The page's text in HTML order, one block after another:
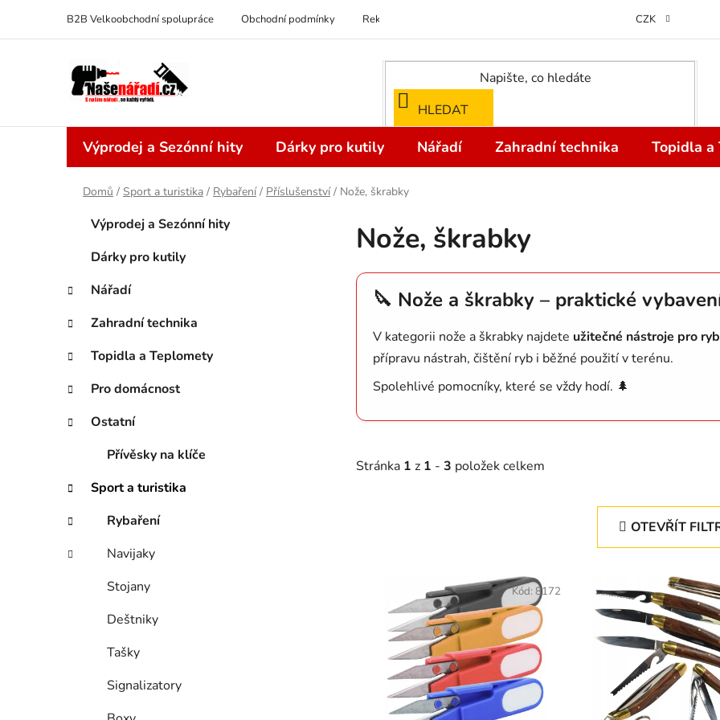
obsah
B2B Velkoobchodní spolupráce Obchodní podmínky Reklamace Odstoupení od
CZK
HLEDAT
Výprodej a Sezónní hity Dárky pro kutily Nářadí Zahradní technika Topidla a
Domů / Sport a turistika / Rybaření / Příslušenství / Nože, škrabky
t
r
a
n
í
a
l
Přeskočit
kategorie
g
r
e
Výprodej a Sezónní hity
Dárky pro kutily
Nářadí
Zahradní technika
Topidla a Teplomety
Pro domácnost
Ostatní
Přívěsky na klíče
Sport a turistika
Rybaření
Navijaky
Stojany
Deštniky
Tašky
Signalizatory
Nože, škrabky
🔪 Nože a škrabky – praktické
V kategorii nože a škrabky najdete užitečné nástroje pro
přípravu nástrah, čištění ryb i běžné použití v terénu.
Spolehlivé pomocníky, které se vždy hodí. 🌲
Stránka 1 z 1 - 3 položek celkem
OTEVŘÍT
Kód: 8172